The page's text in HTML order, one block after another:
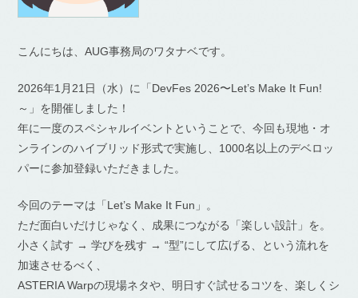
こんにちは、AUG事務局のワタナベです。
2026年1月21日（水）に「DevFes 2026〜Let’s Make It Fun!
～」を開催しました！
年に一度のスペシャルイベントということで、今回も現地・オ
ンラインのハイブリッド形式で実施し、1000名以上のデベロッ
パーに参加登録いただきました。
今回のテーマは「Let’s Make It Fun」。
ただ面白いだけじゃなく、成果につながる「楽しい設計」を。
小さく試す → 学びを残す → “型”にして広げる、という流れを
加速させるべく、
ASTERIA Warpの現場ネタや、明日すぐ試せるコツを、楽しくシ